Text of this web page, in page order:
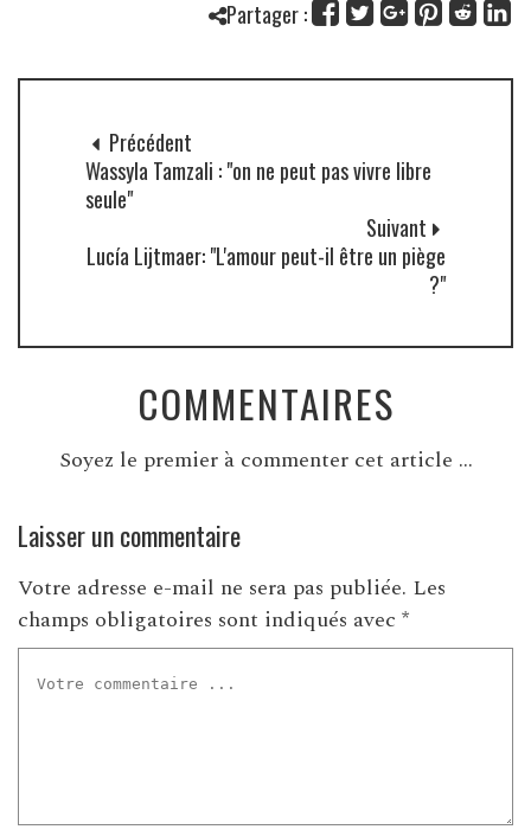
Partager :
Précédent
Wassyla Tamzali : "on ne peut pas vivre libre
seule"
Suivant
Lucía Lijtmaer: "L'amour peut-il être un piège
?"
COMMENTAIRES
Soyez le premier à commenter cet article ...
Laisser un commentaire
Votre adresse e-mail ne sera pas publiée. Les
champs obligatoires sont indiqués avec *